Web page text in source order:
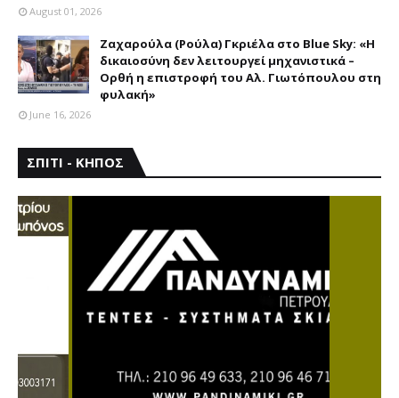
August 01, 2026
Ζαχαρούλα (Ρούλα) Γκριέλα στο Blue Sky: «Η
δικαιοσύνη δεν λειτουργεί μηχανιστικά –
Ορθή η επιστροφή του Αλ. Γιωτόπουλου στη
φυλακή»
June 16, 2026
ΣΠΙΤΙ - ΚΗΠΟΣ